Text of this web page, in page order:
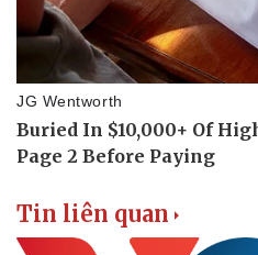
Pháp luật
Tin liên quan